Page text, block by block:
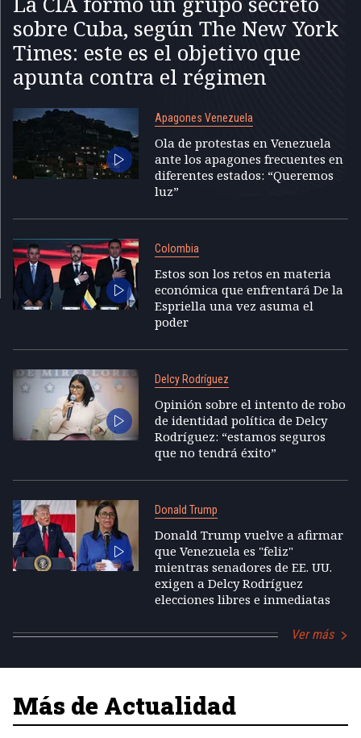
sobre Cuba, según The New York
Times: este es el objetivo que
apunta contra el régimen
Apagones Venezuela
Ola de protestas en Venezuela
ante los apagones frecuentes en
diferentes estados: “Queremos
luz”
Colombia
Estos son los retos en materia
económica que enfrentará De la
Espriella una vez asuma el
poder
Delcy Rodríguez
Opinión sobre el intento de robo
de identidad política de Delcy
Rodríguez: “estamos seguros
que no tendrá éxito”
Donald Trump
Donald Trump vuelve a afirmar
que Venezuela es "feliz"
mientras senadores de EE. UU.
exigen a Delcy Rodríguez
elecciones libres e inmediatas
Ver más
Más de Actualidad